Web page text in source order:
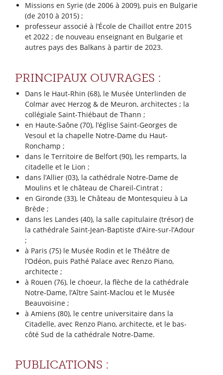
Missions en Syrie (de 2006 à 2009), puis en Bulgarie
(de 2010 à 2015) ;
professeur associé à l’École de Chaillot entre 2015
et 2022 ; de nouveau enseignant en Bulgarie et
autres pays des Balkans à partir de 2023.
PRINCIPAUX OUVRAGES :
Dans le Haut-Rhin (68), le Musée Unterlinden de
Colmar avec Herzog & de Meuron, architectes ; la
collégiale Saint-Thiébaut de Thann ;
en Haute-Saône (70), l’église Saint-Georges de
Vesoul et la chapelle Notre-Dame du Haut-
Ronchamp ;
dans le Territoire de Belfort (90), les remparts, la
citadelle et le Lion ;
dans l’Allier (03), la cathédrale Notre-Dame de
Moulins et le château de Chareil-Cintrat ;
en Gironde (33), le Château de Montesquieu à La
Brède ;
dans les Landes (40), la salle capitulaire (trésor) de
la cathédrale Saint-Jean-Baptiste d’Aire-sur-l’Adour
;
à Paris (75) le Musée Rodin et le Théâtre de
l’Odéon, puis Pathé Palace avec Renzo Piano,
architecte ;
à Rouen (76), le choeur, la flèche de la cathédrale
Notre-Dame, l’Aître Saint-Maclou et le Musée
Beauvoisine ;
à Amiens (80), le centre universitaire dans la
Citadelle, avec Renzo Piano, architecte, et le bas-
côté Sud de la cathédrale Notre-Dame.
PUBLICATIONS :